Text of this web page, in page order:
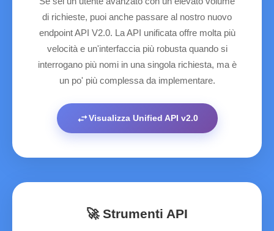
di richieste, puoi anche passare al nostro nuovo
endpoint API V2.0. La API unificata offre molta più
velocità e un'interfaccia più robusta quando si
interrogano più nomi in una singola richiesta, ma è
un po' più complessa da implementare.
swap_horizVisualizza Unified API v2.0
🚀 Strumenti API